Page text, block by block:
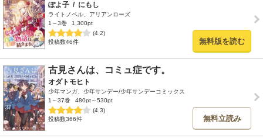
ぽよ子 / にもし
ライトノベル、アリアンローズ
1～3巻
1,300pt
(4.2)
投稿数46件
無料版を読む
古見さんは、コミュ症です。
オダトモヒト
少年マンガ、少年サンデー/少年サンデーコミックス
1～37巻
480pt～530pt
(4.3)
投稿数366件
無料立読み